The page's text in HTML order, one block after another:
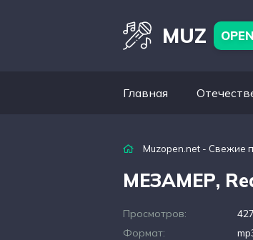
MUZ OPEN
Главная
Muzopen.net - Свежие
МЕЗАМЕР,
Просмотров:
427
Формат: